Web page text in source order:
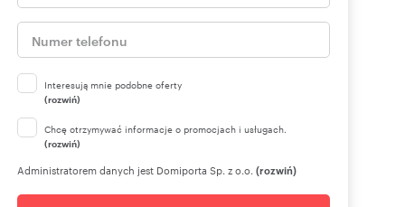
Interesują mnie podobne oferty
(rozwiń)
Chcę otrzymywać informacje o promocjach i usługach.
(rozwiń)
Administratorem danych jest Domiporta Sp. z o.o. (rozwiń)